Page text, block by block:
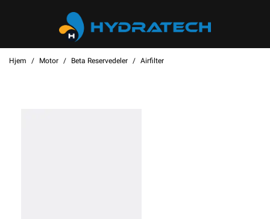
Hjem Motor Beta Reservedeler Airfilter